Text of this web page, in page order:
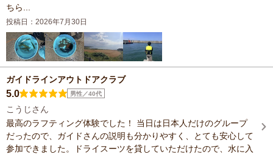
ちら...
投稿日：2026年7月30日
ガイドラインアウトドアクラブ
5.0 男性／40代
こうじさん
最高のラフティング体験でした！ 当日は日本人だけのグループ
だったので、ガイドさんの説明も分かりやすく、とても安心して
参加できました。ドライスーツを貸していただけたので、水に入